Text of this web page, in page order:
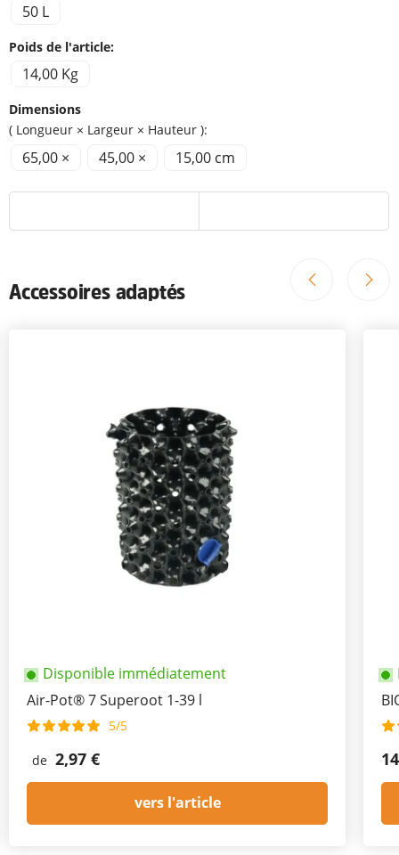
50 L
Poids de l'article:
14,00 Kg
Dimensions
( Longueur × Largeur × Hauteur ):
65,00 × 45,00 × 15,00 cm
Accessoires adaptés
Disponible immédiatement
Air-Pot® 7 Superoot 1-39 l
5/5
de 2,97 €
vers l'article